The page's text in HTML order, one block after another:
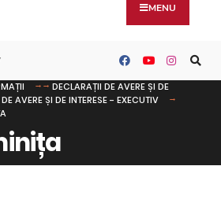
MENU
DECLARAȚII DE AVERE ȘI DE
AVERE ȘI DE INTERESE - EXECUTIV